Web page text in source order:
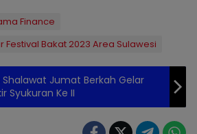
Finance
Festival Bakat 2023 Area Sulawesi
Jumat Berkah Gelar
Syukuran Ke II